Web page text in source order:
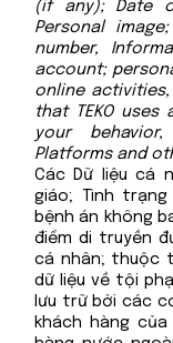
(if any); Date
Personal
number,
account;
online
that TEKO
your
Platforms and
Các Dữ liệu cá
giáo; Tình
bệnh án không
điểm di truyền
cá nhân; thuộc
dữ liệu về tội
lưu trữ bởi các
khách hàng